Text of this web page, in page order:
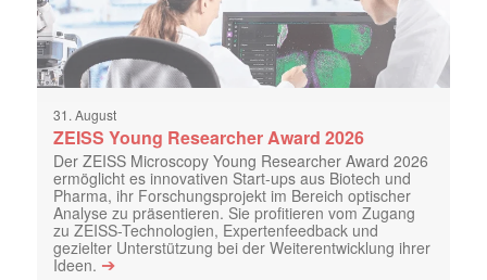
31. August
ZEISS Young Researcher Award 2026
Der ZEISS Microscopy Young Researcher Award 2026
ermöglicht es innovativen Start-ups aus Biotech und
Pharma, ihr Forschungsprojekt im Bereich optischer
Analyse zu präsentieren. Sie profitieren vom Zugang
zu ZEISS-Technologien, Expertenfeedback und
gezielter Unterstützung bei der Weiterentwicklung ihrer
Ideen. ➔